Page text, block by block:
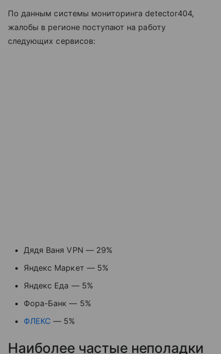
По данным системы мониторинга detector404,
жалобы в регионе поступают на работу
следующих сервисов:
Дядя Ваня VPN — 29%
Яндекс Маркет — 5%
Яндекс Еда — 5%
Фора-Банк — 5%
ФЛЕКС — 5%
Наиболее частые неполадки